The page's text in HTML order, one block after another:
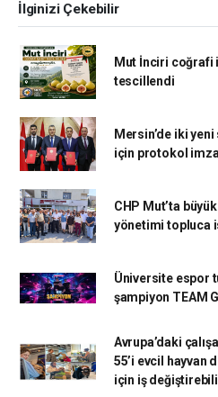
İlginizi Çekebilir
Mut İnciri coğrafi
tescillendi
Mersin’de iki
için protokol
CHP Mut’ta
yönetimi topluca
Üniversite espor
şampiyon TEAM
Avrupa’daki
55’i evcil hayvan
için iş